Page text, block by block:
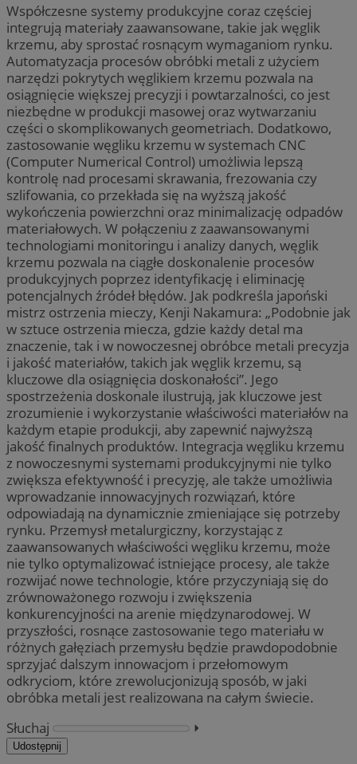
Współczesne systemy produkcyjne coraz częściej
integrują materiały zaawansowane, takie jak węglik
krzemu, aby sprostać rosnącym wymaganiom rynku.
Automatyzacja procesów obróbki metali z użyciem
narzędzi pokrytych węglikiem krzemu pozwala na
osiągnięcie większej precyzji i powtarzalności, co jest
niezbędne w produkcji masowej oraz wytwarzaniu
części o skomplikowanych geometriach. Dodatkowo,
zastosowanie węgliku krzemu w systemach CNC
(Computer Numerical Control) umożliwia lepszą
kontrolę nad procesami skrawania, frezowania czy
szlifowania, co przekłada się na wyższą jakość
wykończenia powierzchni oraz minimalizację odpadów
materiałowych. W połączeniu z zaawansowanymi
technologiami monitoringu i analizy danych, węglik
krzemu pozwala na ciągłe doskonalenie procesów
produkcyjnych poprzez identyfikację i eliminację
potencjalnych źródeł błędów. Jak podkreśla japoński
mistrz ostrzenia mieczy, Kenji Nakamura: „Podobnie jak
w sztuce ostrzenia miecza, gdzie każdy detal ma
znaczenie, tak i w nowoczesnej obróbce metali precyzja
i jakość materiałów, takich jak węglik krzemu, są
kluczowe dla osiągnięcia doskonałości”. Jego
spostrzeżenia doskonale ilustrują, jak kluczowe jest
zrozumienie i wykorzystanie właściwości materiałów na
każdym etapie produkcji, aby zapewnić najwyższą
jakość finalnych produktów. Integracja węgliku krzemu
z nowoczesnymi systemami produkcyjnymi nie tylko
zwiększa efektywność i precyzję, ale także umożliwia
wprowadzanie innowacyjnych rozwiązań, które
odpowiadają na dynamicznie zmieniające się potrzeby
rynku. Przemysł metalurgiczny, korzystając z
zaawansowanych właściwości węgliku krzemu, może
nie tylko optymalizować istniejące procesy, ale także
rozwijać nowe technologie, które przyczyniają się do
zrównoważonego rozwoju i zwiększenia
konkurencyjności na arenie międzynarodowej. W
przyszłości, rosnące zastosowanie tego materiału w
różnych gałęziach przemysłu będzie prawdopodobnie
sprzyjać dalszym innowacjom i przełomowym
odkryciom, które zrewolucjonizują sposób, w jaki
obróbka metali jest realizowana na całym świecie.
Słuchaj
⏵︎
Udostępnij